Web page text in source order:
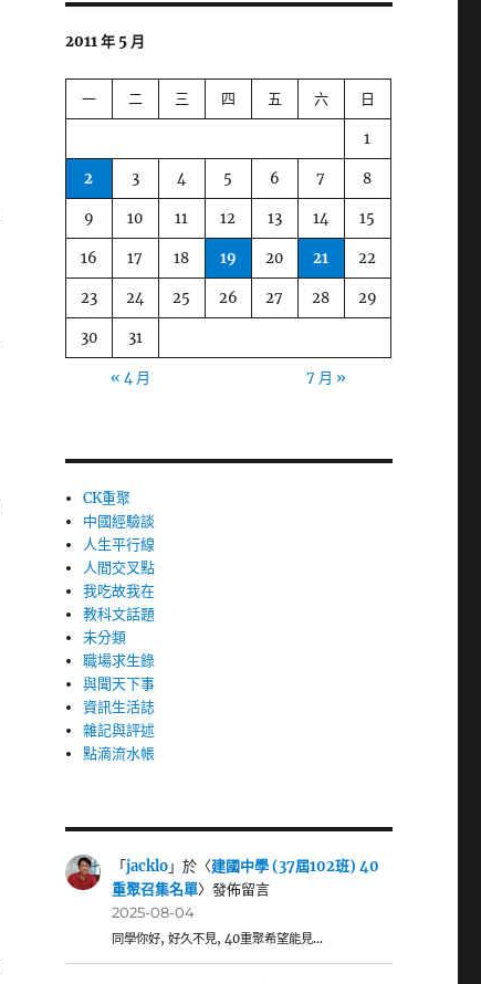
2011 年 5 月
一 二 三 四 五 六 日
1
2 3 4 5 6 7 8
9 10 11 12 13 14 15
16 17 18 19 20 21 22
23 24 25 26 27 28 29
30 31
« 4 月 7 月 »
CK重聚
中國經驗談
人生平行線
人間交叉點
我吃故我在
教科文話題
未分類
職場求生錄
與聞天下事
資訊生活誌
雜記與評述
點滴流水帳
「jacklo」於〈建國中學 (37屆102班) 40
重聚召集名單〉發佈留言
2025-08-04
同學你好, 好久不見, 40重聚希望能見…